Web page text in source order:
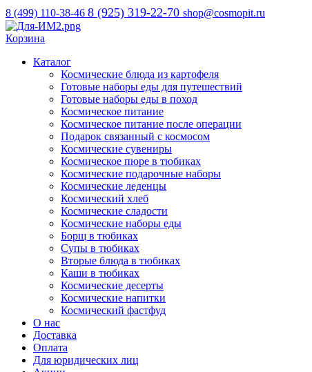
8 (499) 110-38-46 8 (925) 319-22-70 shop@cosmopit.ru
Корзина
Каталог
Космические блюда из картофеля
Готовые наборы еды для путешествий
Готовые наборы еды в поход
Космическое питание
Космическое питание после операции
Подарок связанный с космосом
Космические сувениры
Космическое пюре в тюбиках
Космические подарочные наборы
Космические леденцы
Космический хлеб
Космические сладости
Космические наборы еды
Борщ в тюбиках
Супы в тюбиках
Вторые блюда в тюбиках
Каши в тюбиках
Космические десерты
Космические напитки
Космический фастфуд
О нас
Доставка
Оплата
Для юридических лиц